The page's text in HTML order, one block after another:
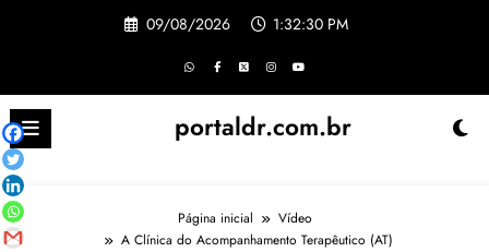
09/08/2026 1:32:31 PM
portaldr.com.br
Página inicial
Vídeo
A Clínica do Acompanhamento Terapêutico (AT)